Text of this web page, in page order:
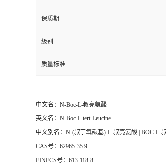
保质期
级别
质量标准
中文名：N-Boc-L-叔亮氨酸
英文名：N-Boc-L-tert-Leucine
中文别名：N-(叔丁氧羰基)-L-叔亮氨酸 | BOC-L-
CAS号：62965-35-9
EINECS号：613-118-8